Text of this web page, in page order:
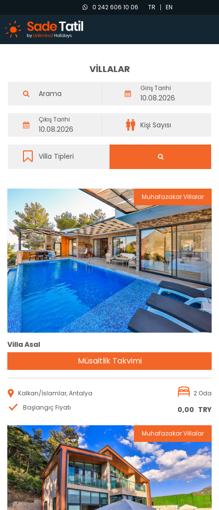
0 242 606 10 06 TR EN
VİLLALAR
Giriş Tarihi
Çıkış Tarihi
Rezervasyon
Muhafazakar Villalar
Villa Asal
Müsaitlik Takvimi
Kalkan/İslamlar, Antalya
2 Oda
Başlangıç Fiyatı
0,00 TRY
Rezervasyon
Muhafazakar Villalar